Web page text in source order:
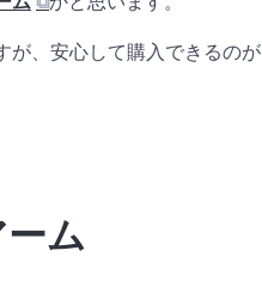
、安心して購入できるの
ム